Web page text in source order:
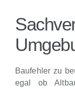
Baufehler zu
egal ob